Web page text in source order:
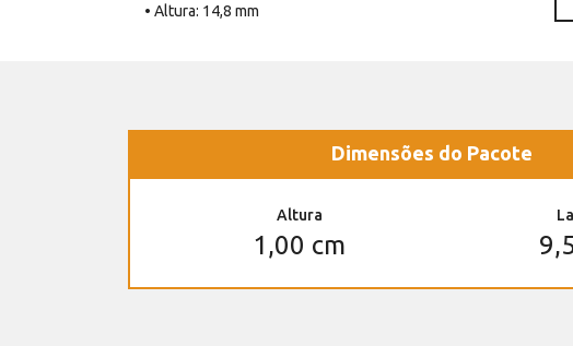
• Altura: 14,8 mm
Dimensões do Pacote
Altura
1,00 cm